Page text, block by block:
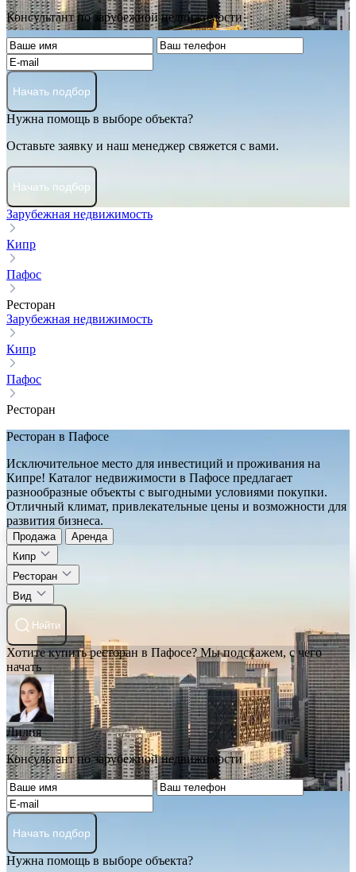
Консультант по зарубежной недвижимости
Начать подбор
Нужна помощь в выборе объекта?
Оставьте заявку и наш менеджер свяжется с вами.
Начать подбор
Зарубежная недвижимость
Кипр
Пафос
Ресторан
Зарубежная недвижимость
Кипр
Пафос
Ресторан
Ресторан в Пафосе
Исключительное место для инвестиций и проживания на
Кипре! Каталог недвижимости в Пафосе предлагает
разнообразные объекты с выгодными условиями покупки.
Отличный климат, привлекательные цены и возможности для
развития бизнеса.
Продажа
Аренда
Кипр
Ресторан
Вид
Найти
Хотите купить ресторан в Пафосе? Мы подскажем, с чего
начать
Лилия
Консультант по зарубежной недвижимости
Начать подбор
Нужна помощь в выборе объекта?